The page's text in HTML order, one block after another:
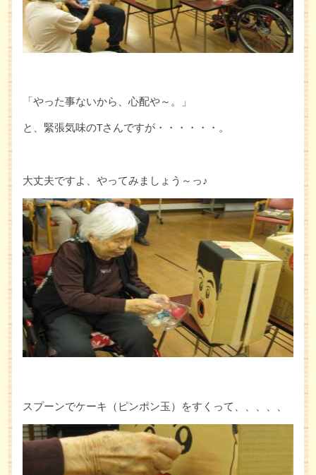
「やった事ないから、心配や～。」
と、緊張気味のTさんですが・・・・・・。
大丈夫ですよ、やってみましょう～っ♪
スプーンでケーキ（ピンポン玉）をすくって、、、、、